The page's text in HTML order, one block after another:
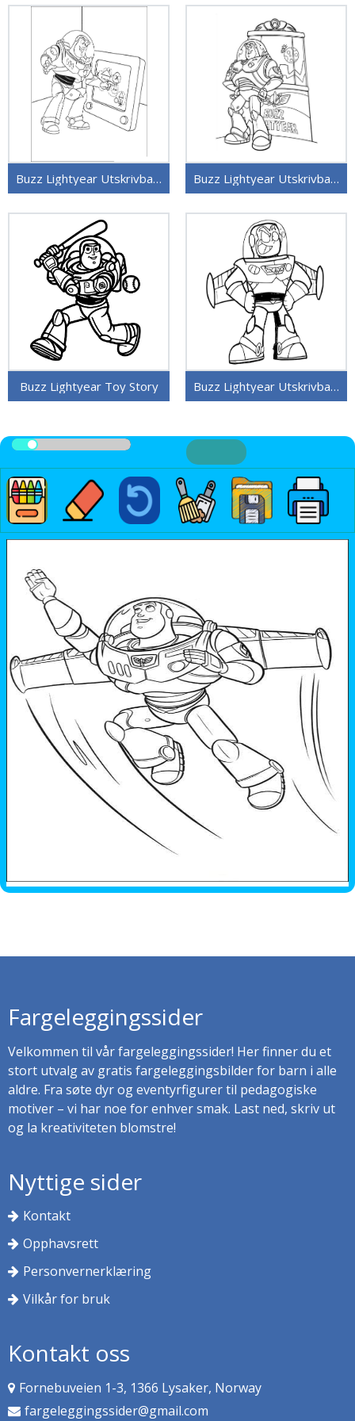
Buzz Lightyear Utskrivbart Bilde Buzz Lightyear Utskrivbar Gratis
Buzz Lightyear Toy Story Buzz Lightyear Utskrivbar for Barn
Fargeleggingssider
Velkommen til vår fargeleggingssider! Her finner du et
stort utvalg av gratis fargeleggingsbilder for barn i alle
aldre. Fra søte dyr og eventyrfigurer til pedagogiske
motiver – vi har noe for enhver smak. Last ned, skriv ut
og la kreativiteten blomstre!
Nyttige sider
Kontakt
Opphavsrett
Personvernerklæring
Vilkår for bruk
Kontakt oss
Fornebuveien 1-3, 1366 Lysaker, Norway
fargeleggingssider@gmail.com